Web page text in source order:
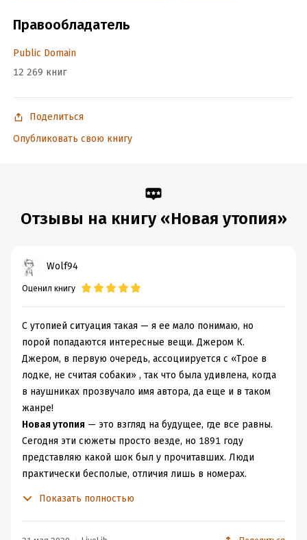
Правообладатель
Public Domain
12 269 книг
Поделиться
Опубликовать свою книгу
Отзывы на книгу «Новая утопия»
Wolf94
Оценил книгу
С утопией ситуация такая — я ее мало понимаю, но
порой попадаются интересные вещи. Джером К.
Джером, в первую очередь, ассоциируется с «Трое в
лодке, не считая собаки» , так что была удивлена, когда
в наушниках прозвучало имя автора, да еще и в таком
жанре!
Новая утопия — это взгляд на будущее, где все равны.
Сегодня эти сюжеты просто везде, но 1891 году
представляю какой шок был у прочитавших. Люди
практически бесполые, отличия лишь в номерах.
Показать полностью